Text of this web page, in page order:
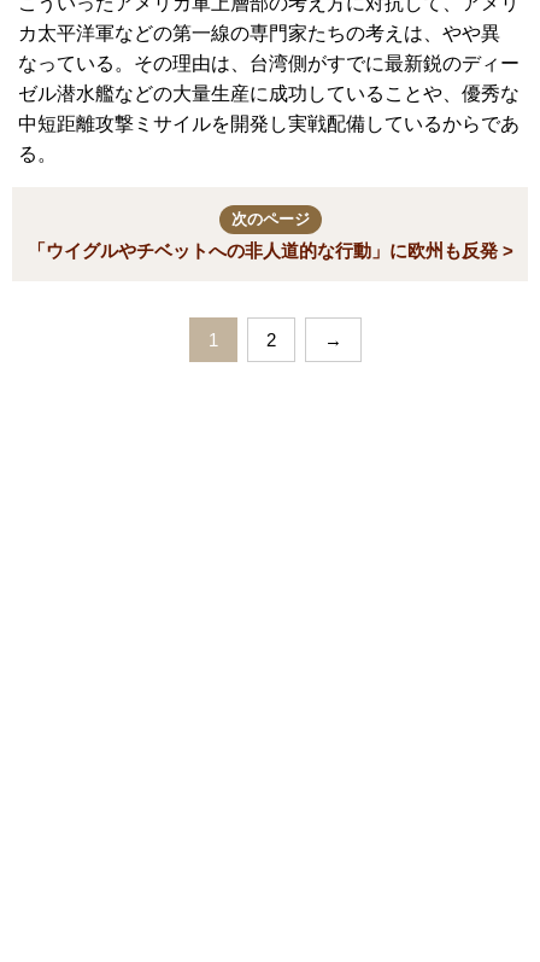
カ太平洋軍などの第一線の専門家たちの考えは、やや異
なっている。その理由は、台湾側がすでに最新鋭のディー
ゼル潜水艦などの大量生産に成功していることや、優秀な
中短距離攻撃ミサイルを開発し実戦配備しているからであ
る。
次のページ
「ウイグルやチベットへの非人道的な行動」に欧州も反発 >
1 2 →